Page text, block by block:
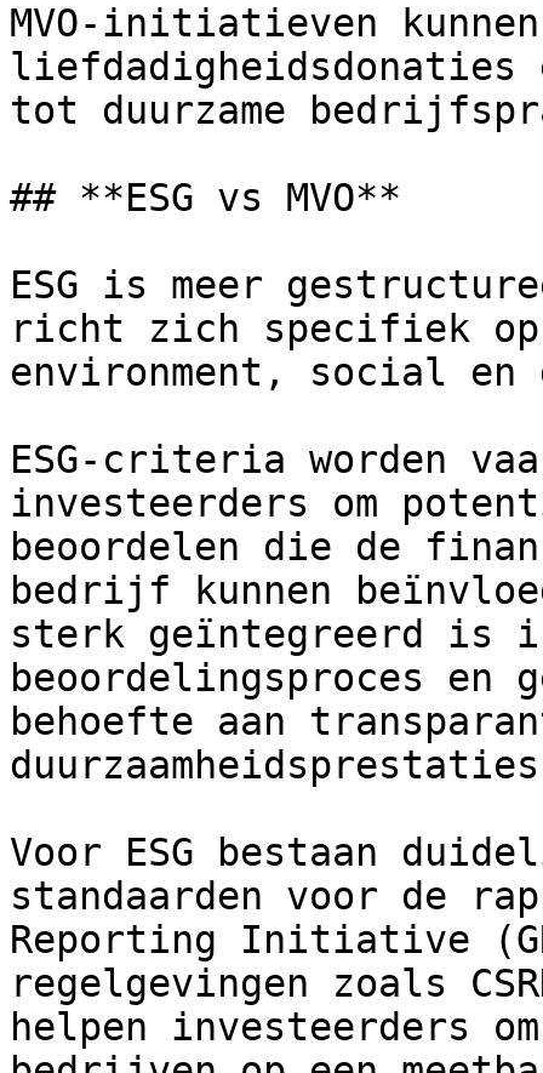
MVO-initiatieven
liefdadigheidsdonaties
tot duurzame
## **ESG vs MVO**
ESG is meer
richt zich specifiek op
environment, social en
ESG-criteria worden
investeerders om
beoordelen die de
bedrijf kunnen
sterk geïntegreerd is
beoordelingsproces en
behoefte aan
Voor ESG bestaan
standaarden voor de
Reporting Initiative
regelgevingen zoals
helpen investeerders